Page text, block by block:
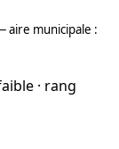
aire municipale :
· rang